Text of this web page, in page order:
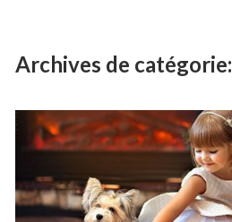
Archives de catégorie: